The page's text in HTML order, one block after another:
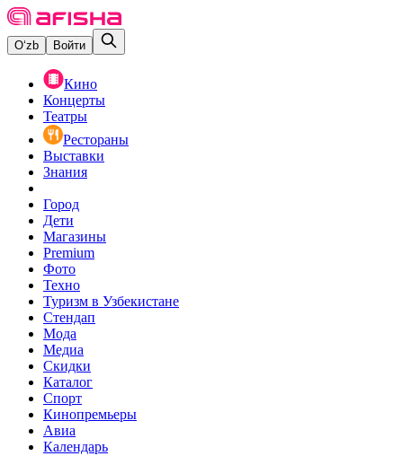
O‘zb Войти
Кино
Концерты
Театры
Рестораны
Выставки
Знания
Город
Дети
Магазины
Premium
Фото
Техно
Туризм в Узбекистане
Стендап
Мода
Медиа
Скидки
Каталог
Спорт
Кинопремьеры
Авиа
Календарь